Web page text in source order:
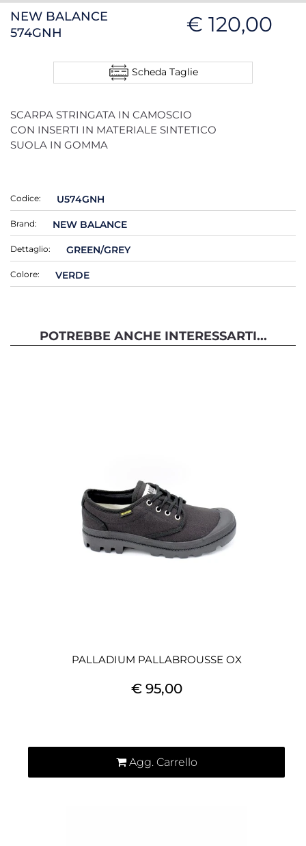
NEW BALANCE
574GNH
€ 120,00
Scheda Taglie
SCARPA STRINGATA IN CAMOSCIO
CON INSERTI IN MATERIALE SINTETICO
SUOLA IN GOMMA
Codice: U574GNH
Brand: NEW BALANCE
Dettaglio: GREEN/GREY
Colore: VERDE
POTREBBE ANCHE INTERESSARTI...
PALLADIUM PALLABROUSSE OX
€ 95,00
Agg. Carrello